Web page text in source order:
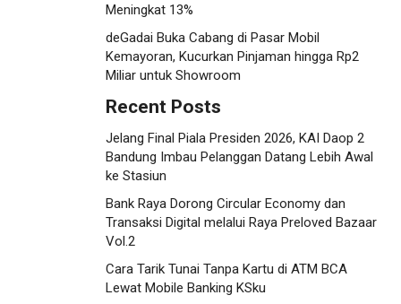
Meningkat 13%
deGadai Buka Cabang di Pasar Mobil
Kemayoran, Kucurkan Pinjaman hingga Rp2
Miliar untuk Showroom
Recent Posts
Jelang Final Piala Presiden 2026, KAI Daop 2
Bandung Imbau Pelanggan Datang Lebih Awal
ke Stasiun
Bank Raya Dorong Circular Economy dan
Transaksi Digital melalui Raya Preloved Bazaar
Vol.2
Cara Tarik Tunai Tanpa Kartu di ATM BCA
Lewat Mobile Banking KSku